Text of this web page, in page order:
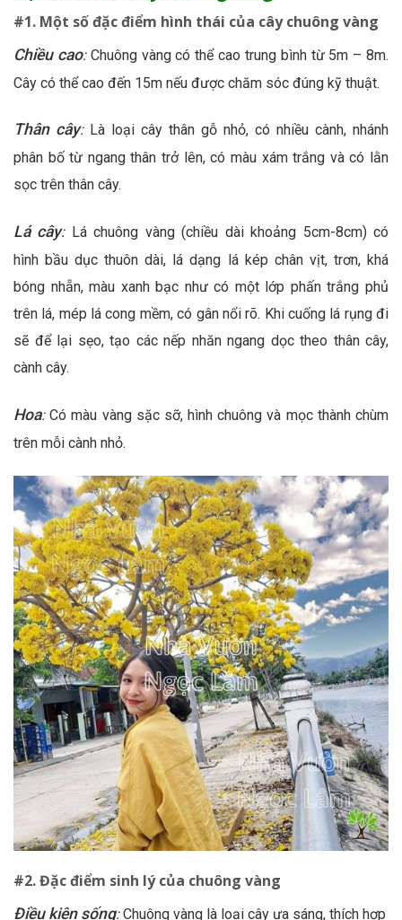
#1. Một số đặc điểm hình thái của cây chuông vàng
Chiều cao: Chuông vàng có thể cao trung bình từ 5m – 8m.
Cây có thể cao đến 15m nếu được chăm sóc đúng kỹ thuật.
Thân cây:Là loại cây thân gỗ nhỏ, có nhiều cành, nhánh
phân bố từ ngang thân trở lên, có màu xám trắng và có lằn
sọc trên thân cây.
Lá cây:Lá chuông vàng (chiều dài khoảng 5cm-8cm) có
hình bầu dục thuôn dài, lá dạng lá kép chân vịt, trơn, khá
bóng nhẵn, màu xanh bạc như có một lớp phấn trắng phủ
trên lá, mép lá cong mềm, có gân nổi rõ. Khi cuống lá rụng đi
sẽ để lại sẹo, tạo các nếp nhăn ngang dọc theo thân cây,
cành cây.
Hoa:Có màu vàng sặc sỡ, hình chuông và mọc thành chùm
trên mỗi cành nhỏ.
#2. Đặc điểm sinh lý của chuông vàng
Điều kiện sống:Chuông vàng là loại cây ưa sáng, thích hợp